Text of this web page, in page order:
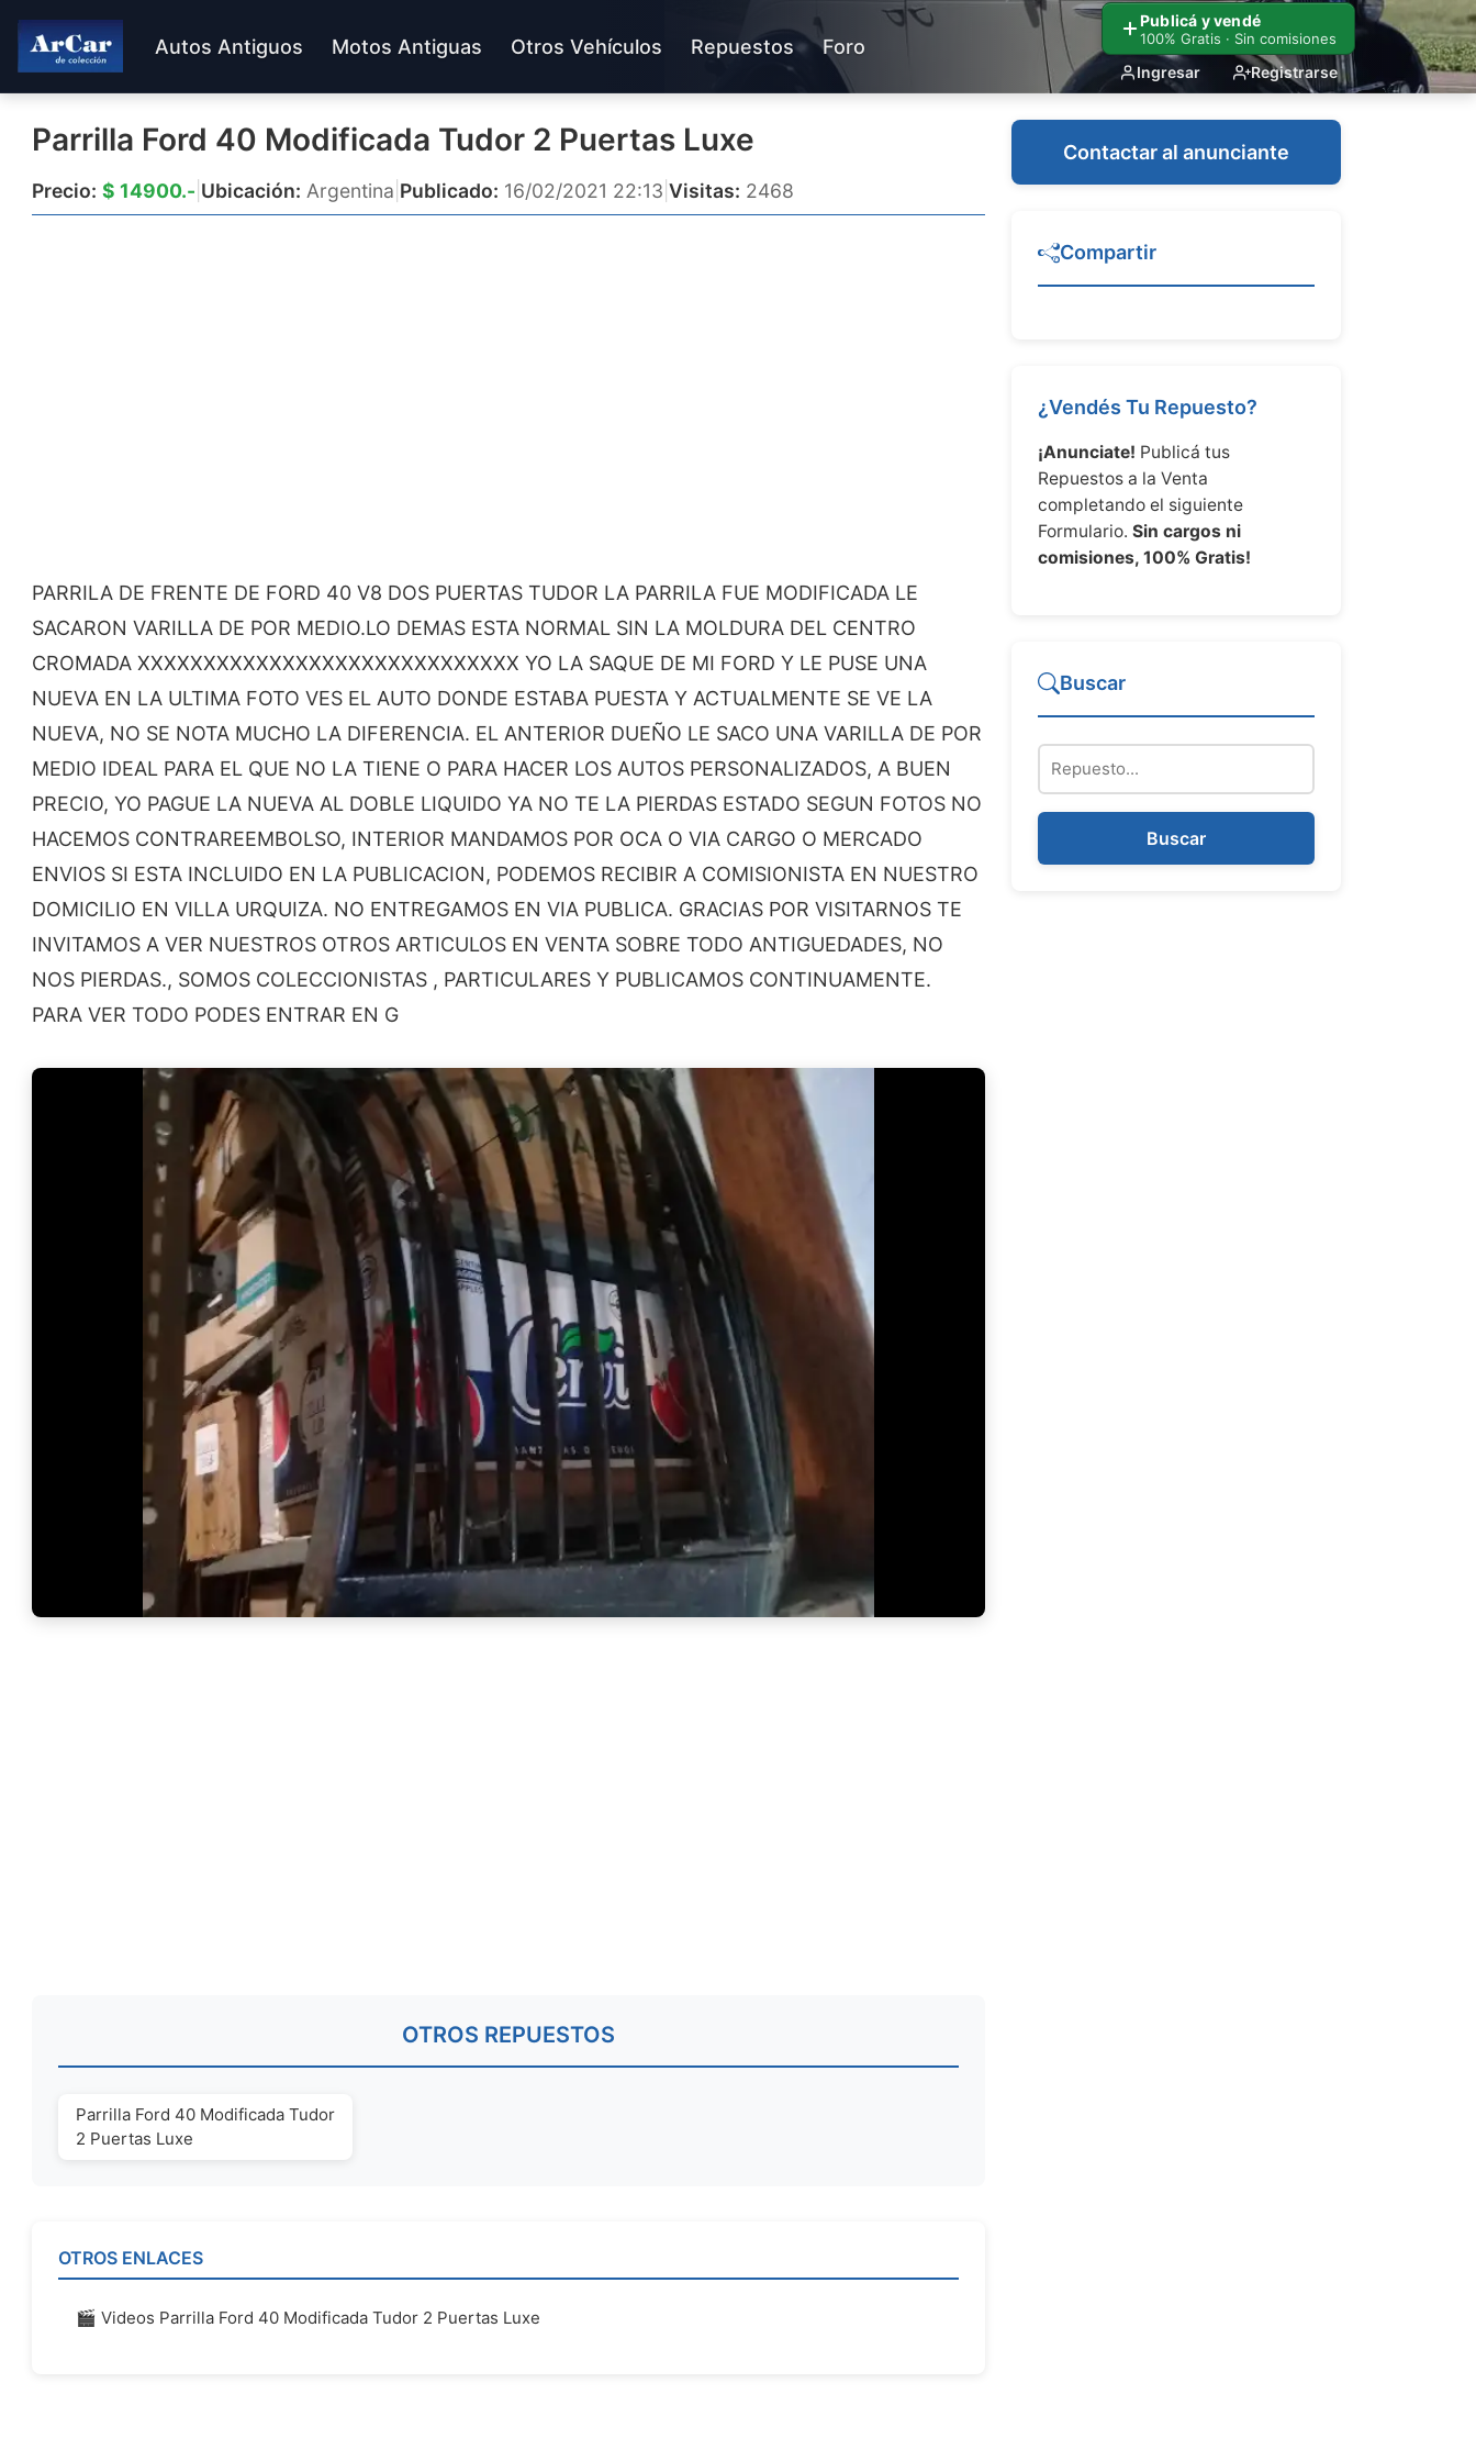
Publicá y vendé
100% Gratis · Sin comisiones
Ingresar Registrarse
Autos Antiguos Motos Antiguas Otros Vehículos Repuestos Foro
Parrilla Ford 40 Modificada Tudor 2 Puertas Luxe
Precio: $ 14900.- Ubicación: Argentina Publicado: 16/02/2021 22:13 Visitas: 2468
PARRILA DE FRENTE DE FORD 40 V8 DOS PUERTAS TUDOR LA PARRILA FUE MODIFICADA LE
SACARON VARILLA DE POR MEDIO.LO DEMAS ESTA NORMAL SIN LA MOLDURA DEL CENTRO
CROMADA XXXXXXXXXXXXXXXXXXXXXXXXXXXXX YO LA SAQUE DE MI FORD Y LE PUSE UNA
NUEVA EN LA ULTIMA FOTO VES EL AUTO DONDE ESTABA PUESTA Y ACTUALMENTE SE VE LA
NUEVA, NO SE NOTA MUCHO LA DIFERENCIA. EL ANTERIOR DUEÑO LE SACO UNA VARILLA DE POR
MEDIO IDEAL PARA EL QUE NO LA TIENE O PARA HACER LOS AUTOS PERSONALIZADOS, A BUEN
PRECIO, YO PAGUE LA NUEVA AL DOBLE LIQUIDO YA NO TE LA PIERDAS ESTADO SEGUN FOTOS NO
HACEMOS CONTRAREEMBOLSO, INTERIOR MANDAMOS POR OCA O VIA CARGO O MERCADO
ENVIOS SI ESTA INCLUIDO EN LA PUBLICACION, PODEMOS RECIBIR A COMISIONISTA EN NUESTRO
DOMICILIO EN VILLA URQUIZA. NO ENTREGAMOS EN VIA PUBLICA. GRACIAS POR VISITARNOS TE
INVITAMOS A VER NUESTROS OTROS ARTICULOS EN VENTA SOBRE TODO ANTIGUEDADES, NO
NOS PIERDAS., SOMOS COLECCIONISTAS , PARTICULARES Y PUBLICAMOS CONTINUAMENTE.
PARA VER TODO PODES ENTRAR EN G
OTROS REPUESTOS
Parrilla Ford 40 Modificada Tudor
2 Puertas Luxe
OTROS ENLACES
🎬 Videos Parrilla Ford 40 Modificada Tudor 2 Puertas Luxe
Contactar al anunciante
Compartir
¿Vendés Tu Repuesto?
¡Anunciate! Publicá tus
Repuestos a la Venta
completando el siguiente
Formulario. Sin cargos ni
comisiones, 100% Gratis!
Buscar
Buscar